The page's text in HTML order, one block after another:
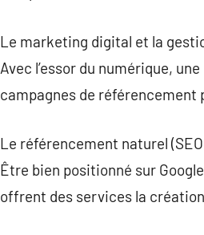
Le marketing digital et la
Avec l’essor du numérique,
campagnes de référencement
Le référencement naturel
Être bien positionné sur
offrent des services la